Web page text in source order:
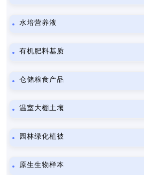
水培营养液
有机肥料基质
仓储粮食产品
温室大棚土壤
园林绿化植被
原生生物样本